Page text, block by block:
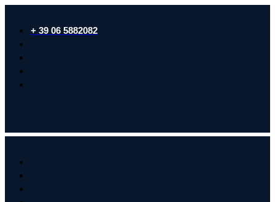
+ 39 06 5882082